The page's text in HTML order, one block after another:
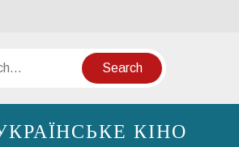
КІНО